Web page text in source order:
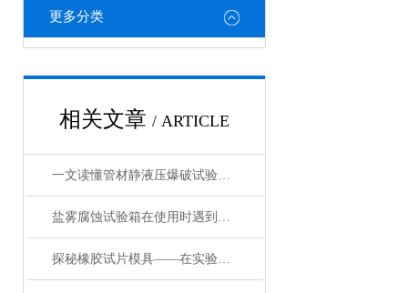
更多分类
相关文章 / ARTICLE
一文读懂管材静液压爆破试验机，一起来了解下吧！
盐雾腐蚀试验箱在使用时遇到以下故障应该怎么解决？
探秘橡胶试片模具——在实验中的重要性与发展前景